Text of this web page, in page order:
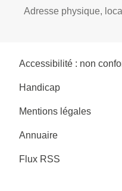
Adresse physique,
Accessibilité : non
Handicap
Mentions légales
Annuaire
Flux RSS